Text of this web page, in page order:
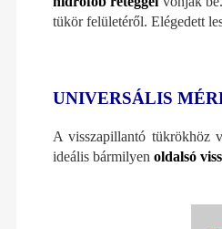
tükör felületéről. Elégedett
UNIVERSÁLIS
A visszapillantó tükrökhöz
ideális bármilyen oldalsó